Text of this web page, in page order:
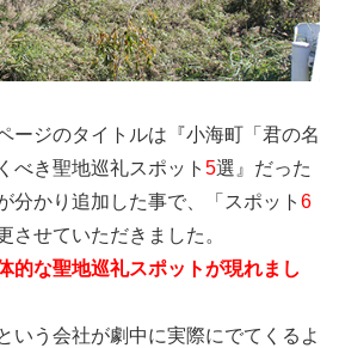
ージのタイトルは『小海町「君の名
べき聖地巡礼スポット 5選』だった
分かり追加した事で、「スポット 6
させていただきました。
的な聖地巡礼スポットが現れまし
いう会社が劇中に実際にでてくるよ